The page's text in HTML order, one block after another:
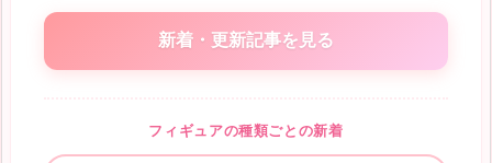
新着・更新記事を見る
フィギュアの種類ごとの新着